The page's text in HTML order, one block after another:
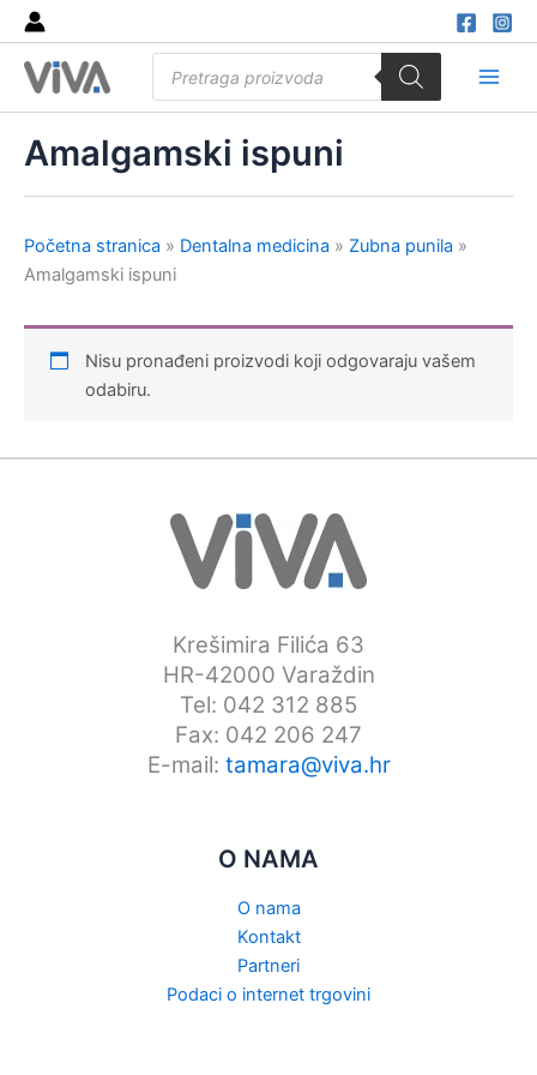
Skip
to
content
search
Amalgamski ispuni
Početna stranica » Dentalna medicina » Zubna punila »
Amalgamski ispuni
Nisu pronađeni proizvodi koji odgovaraju vašem
odabiru.
Krešimira Filića 63
HR-42000 Varaždin
Tel: 042 312 885
Fax: 042 206 247
E-mail: tamara@viva.hr
O NAMA
O nama
Kontakt
Partneri
Podaci o internet trgovini